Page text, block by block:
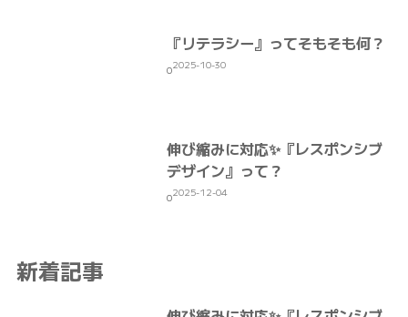
『リテラシー』ってそもそも何？
02025-10-30
伸び縮みに対応✨『レスポンシブ
デザイン』って？
02025-12-04
新着記事